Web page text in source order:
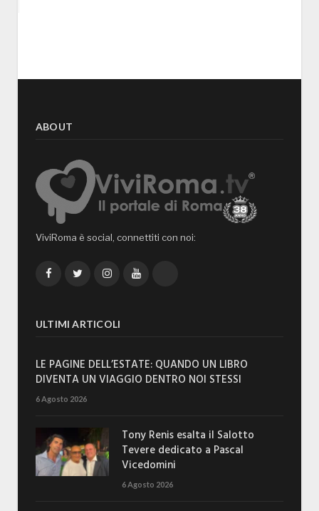
ABOUT
ViviRoma è social, connettiti con noi:
FacebookTwitterInstagramYouTube
ULTIMI ARTICOLI
LE PAGINE DELL’ESTATE: QUANDO UN LIBRO
DIVENTA UN VIAGGIO DENTRO NOI STESSI
6 Agosto 2026
Tony Renis esalta il Salotto
Tevere dedicato a Pascal
Vicedomini
6 Agosto 2026